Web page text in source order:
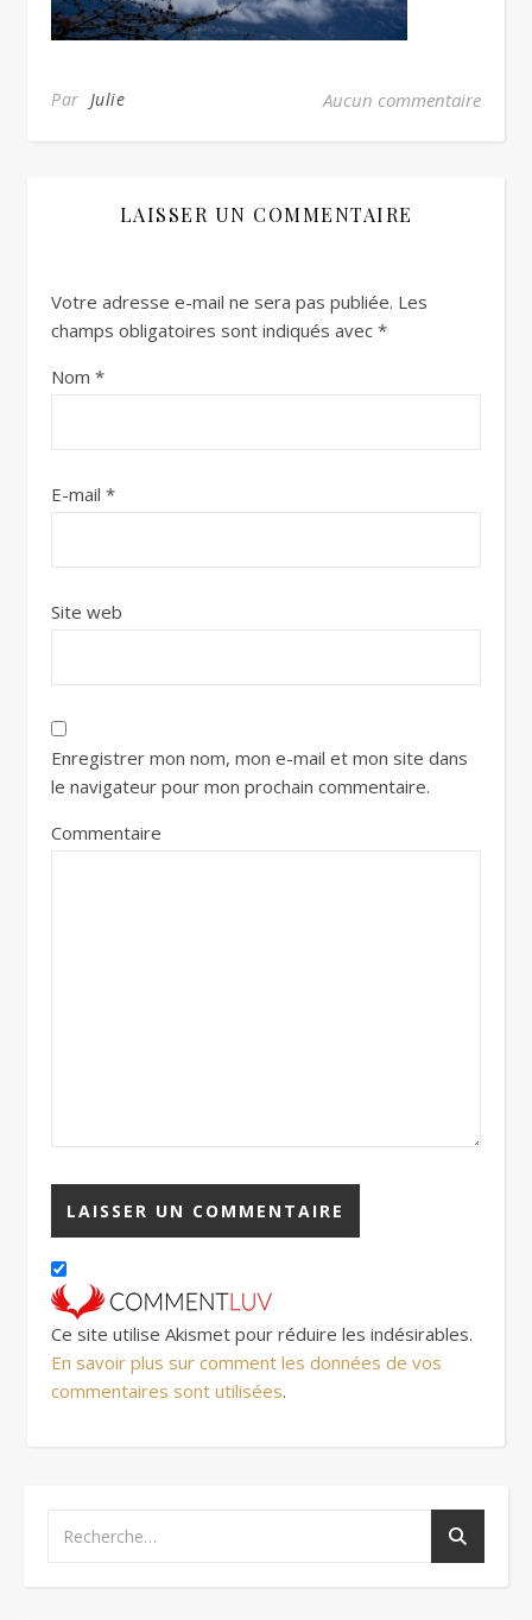
Par Julie Aucun commentaire
LAISSER UN COMMENTAIRE
Votre adresse e-mail ne sera pas publiée. Les
champs obligatoires sont indiqués avec *
Nom *
E-mail *
Site web
Enregistrer mon nom, mon e-mail et mon site dans
le navigateur pour mon prochain commentaire.
Commentaire
Ce site utilise Akismet pour réduire les indésirables.
En savoir plus sur comment les données de vos
commentaires sont utilisées.